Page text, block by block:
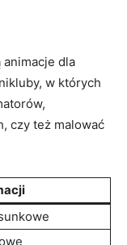
dla⁣
⁣w których
czy też malować